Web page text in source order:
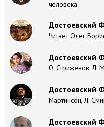
человека
Достоевский
Читает Олег
Достоевский
О. Стриженов, Л.
Достоевский
Мартинсон, Л.
Достоевский